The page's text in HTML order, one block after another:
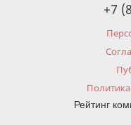
+7
Рейтинг